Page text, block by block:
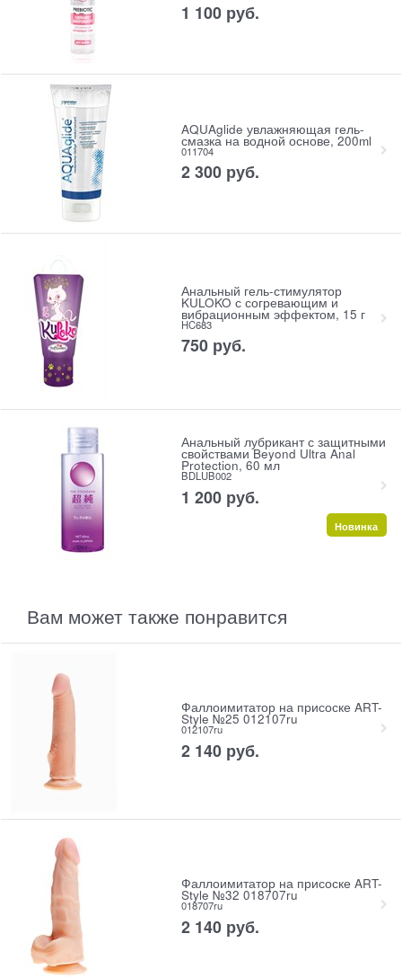
1 100 руб.
AQUAglide увлажняющая гель-
смазка на водной основе, 200ml
011704
2 300 руб.
Анальный гель-стимулятор
KULOKO с согревающим и
вибрационным эффектом, 15 г
HC683
750 руб.
Анальный лубрикант с защитными
свойствами Beyond Ultra Anal
Protection, 60 мл
BDLUB002
1 200 руб.
Новинка
Вам может также понравится
Фаллоимитатор на присоске ART-
Style №25 012107ru
012107ru
2 140 руб.
Фаллоимитатор на присоске ART-
Style №32 018707ru
018707ru
2 140 руб.